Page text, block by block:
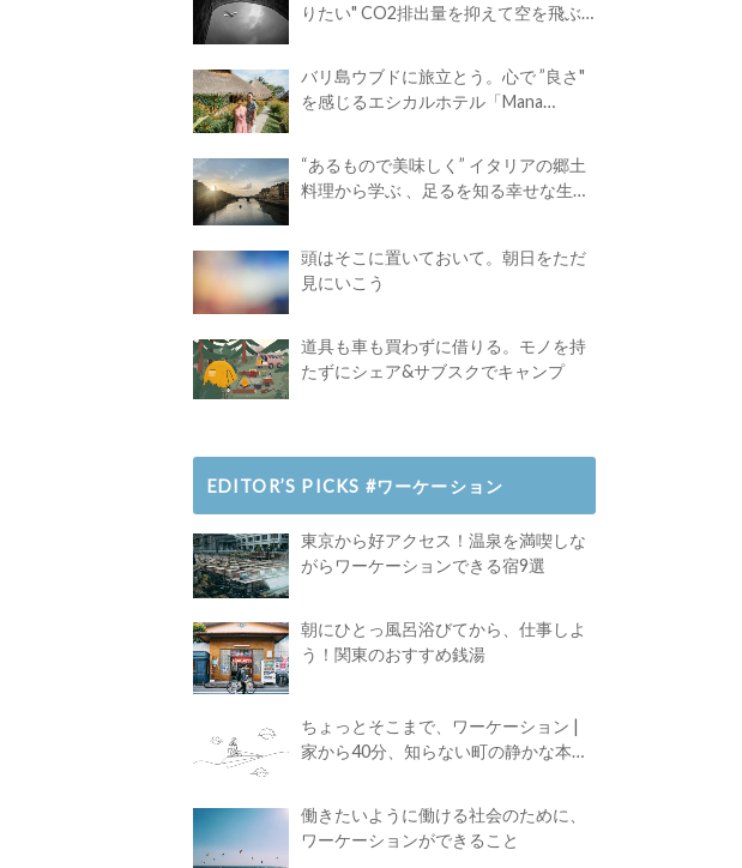
りたい" CO2排出量を抑えて空を飛ぶ
バリ島ウブドに旅立とう。心で ”良さ"
を感じるエシカルホテル「Mana
“あるもので美味しく” イタリアの郷土
料理から学ぶ 、足るを知る幸せな生き
頭はそこに置いておいて。朝日をただ
見にいこう
道具も車も買わずに借りる。モノを持
たずにシェア&サブスクでキャンプ
EDITOR’S PICKS #ワーケーション
東京から好アクセス！温泉を満喫しな
がらワーケーションできる宿9選
朝にひとっ風呂浴びてから、仕事しよ
う！関東のおすすめ銭湯
ちょっとそこまで、ワーケーション |
家から40分、知らない町の静かな本屋
働きたいように働ける社会のために、
ワーケーションができること